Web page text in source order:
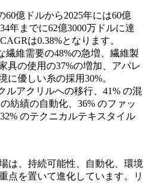
60億ドルから2025年には60億
年までに62億3000万ドルに達
は0.38%となります。
繊維需要の48%の急増、繊維製
具の使用の37%の増加、アパレ
に優しい糸の採用30%。
ルアクリルへの移行、41% の混
紡績の自動化、36% のファッ
のテクニカルテキスタイル
は、持続可能性、自動化、環境
点を置いて進化しています。リ